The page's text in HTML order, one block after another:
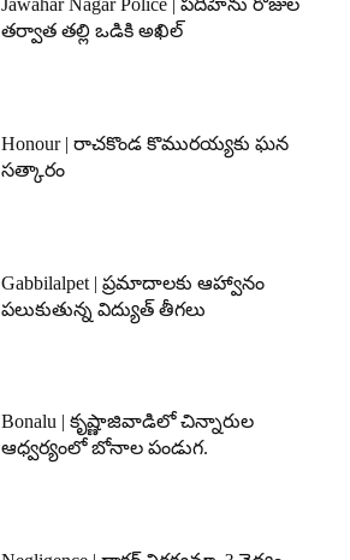
Jawahar Nagar Police | పదిహేను రోజుల
తర్వాత తల్లి ఒడికి అఖిల్
Honour | రాచకొండ కొమురయ్యకు ఘన
సత్కారం
Gabbilalpet | ప్రమాదాలకు ఆహ్వానం
పలుకుతున్న విద్యుత్ తీగలు
Bonalu | కృష్ణాజివాడిలో చిన్నారుల
ఆధ్వర్యంలో బోనాల పండుగ.